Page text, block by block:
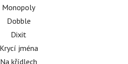
Monopoly
Dobble
Dixit
Krycí jména
Na křídlech